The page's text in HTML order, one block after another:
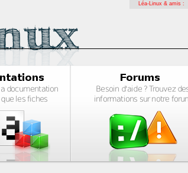
Léa-Linux & amis :